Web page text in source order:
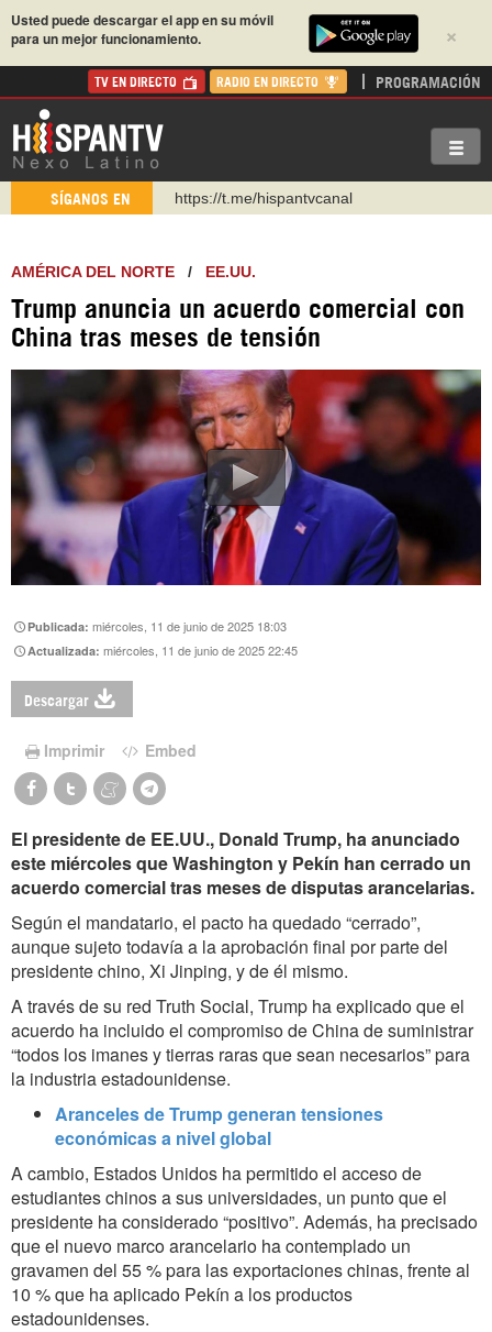
×
Usted puede descargar el app en su móvil
para un mejor funcionamiento.
TV EN DIRECTO RADIO EN DIRECTO PROGRAMACIÓN
SÍGANOS EN
https://t.me/hispantvcanal
WhatsApp y Viber: +98 921 79 29 404
Instagram como: hispan_tv
https://www.facebook.com/Nexolatino.Canal
http://twitter.com/nexo_latino
AMÉRICA DEL NORTE / EE.UU.
Trump anuncia un acuerdo comercial con
China tras meses de tensión
Publicada:miércoles, 11 de junio de 2025 18:03
Actualizada:miércoles, 11 de junio de 2025 22:45
Descargar
Imprimir Embed
El presidente de EE.UU., Donald Trump, ha anunciado
este miércoles que Washington y Pekín han cerrado un
acuerdo comercial tras meses de disputas arancelarias.
Según el mandatario, el pacto ha quedado “cerrado”,
aunque sujeto todavía a la aprobación final por parte del
presidente chino, Xi Jinping, y de él mismo.
A través de su red Truth Social, Trump ha explicado que el
acuerdo ha incluido el compromiso de China de suministrar
“todos los imanes y tierras raras que sean necesarios” para
la industria estadounidense.
Aranceles de Trump generan tensiones
económicas a nivel global
A cambio, Estados Unidos ha permitido el acceso de
estudiantes chinos a sus universidades, un punto que el
presidente ha considerado “positivo”. Además, ha precisado
que el nuevo marco arancelario ha contemplado un
gravamen del 55 % para las exportaciones chinas, frente al
10 % que ha aplicado Pekín a los productos
estadounidenses.